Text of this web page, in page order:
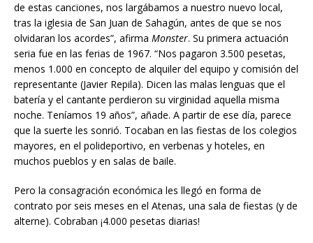
de estas canciones, nos largábamos a nuestro nuevo local,
tras la iglesia de San Juan de Sahagún, antes de que se nos
olvidaran los acordes”, afirma Monster. Su primera actuación
seria fue en las ferias de 1967. “Nos pagaron 3.500 pesetas,
menos 1.000 en concepto de alquiler del equipo y comisión del
representante (Javier Repila). Dicen las malas lenguas que el
batería y el cantante perdieron su virginidad aquella misma
noche. Teníamos 19 años”, añade. A partir de ese día, parece
que la suerte les sonrió. Tocaban en las fiestas de los colegios
mayores, en el polideportivo, en verbenas y hoteles, en
muchos pueblos y en salas de baile.
Pero la consagración económica les llegó en forma de
contrato por seis meses en el Atenas, una sala de fiestas (y de
alterne). Cobraban ¡4.000 pesetas diarias!